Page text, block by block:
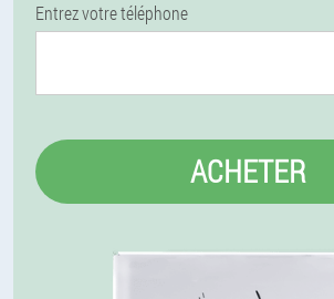
Entrez votre téléphone
ACHETER